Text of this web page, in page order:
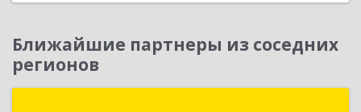
Ближайшие партнеры из соседних
регионов